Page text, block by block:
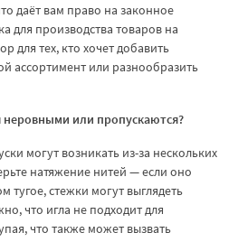
даёт вам право на законное
для производства товаров на
для тех, кто хочет добавить
ассортимент или разнообразить
или пропускаются?
могут возникать из-за нескольких
натяжение нитей — если оно
тугое, стежки могут выглядеть
что игла не подходит для
что также может вызвать